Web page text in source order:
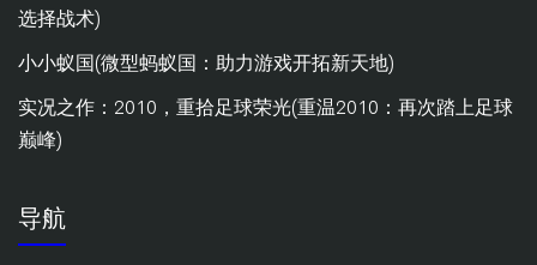
选择战术)
小小蚁国(微型蚂蚁国：助力游戏开拓新天地)
实况之作：2010，重拾足球荣光(重温2010：再次踏上足球
巅峰)
导航